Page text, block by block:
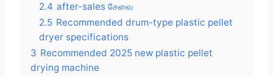
2.4 after-sales சேவை
2.5 Recommended drum-type plastic pellet
dryer specifications
3 Recommended 2025 new plastic pellet
drying machine